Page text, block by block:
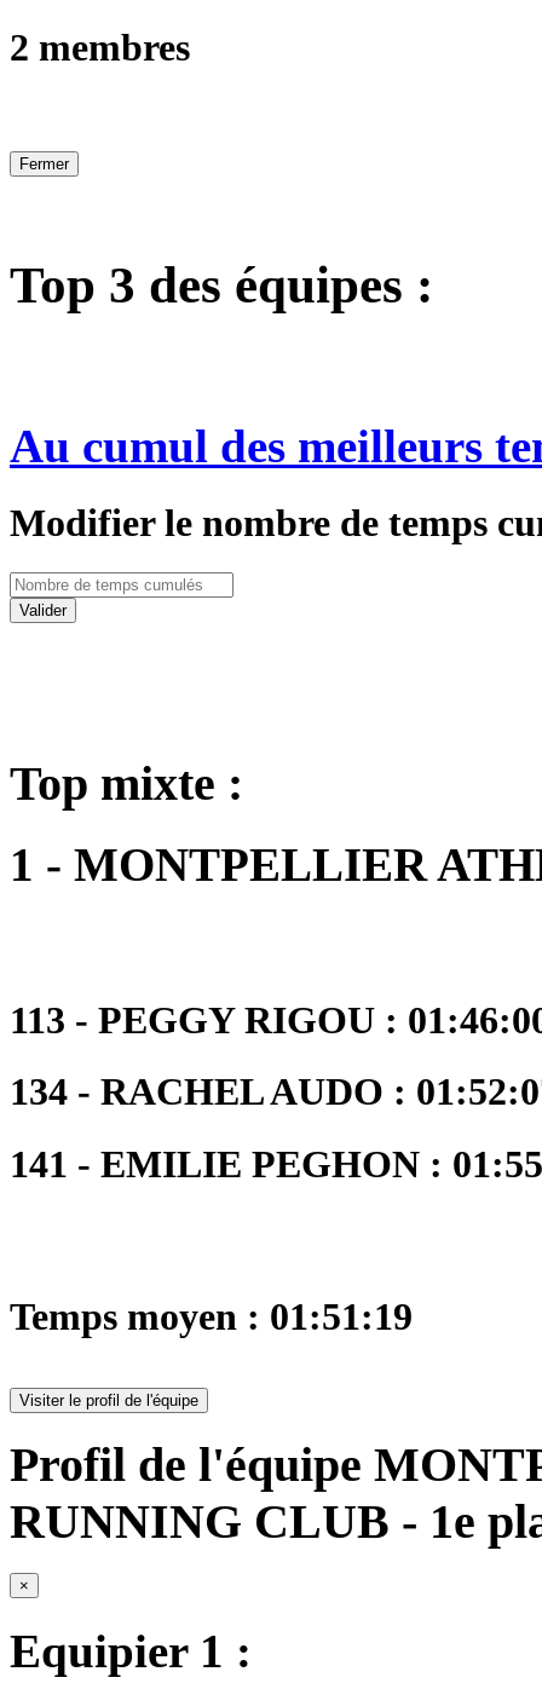
2 membres
Fermer
Top 3 des équipes :
Au cumul des meilleurs
Modifier le nombre de temps
Valider
Top mixte :
1 - MONTPELLIER
113 - PEGGY RIGOU :
134 - RACHEL AUDO :
141 - EMILIE PEGHON :
Temps moyen : 01:51:19
Visiter le profil de l'équipe
Profil de l'équipe
RUNNING CLUB - 1e
×
Equipier 1 :